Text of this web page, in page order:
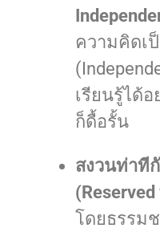
ความคิดเ
เรียนรู้ได้อ
ก็ดื้อรั้น
สงวนท่าที
โดยธรรม